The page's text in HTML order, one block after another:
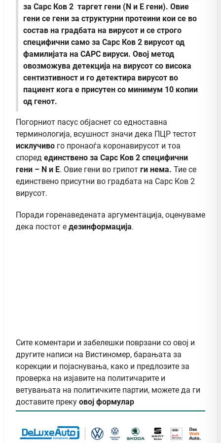
за Сарс Ков 2 таргет гени (N и Е гени). Овие
гени се гени за структурни протеини кои се во
состав на градбата на вирусот и се строго
специфични само за Сарс Ков 2 вирусот од
фамилијата на САРС вируси. Овој метод
овозможува детекција на вирусот со висока
сентизтивност и го детектира вирусот во
пациент кога е присутен со минимум 10 копии
од генот.
Погорниот пасус објаснет со едноставна
терминологија, всушност значи дека ПЦР тестот
исклучиво го пронаоѓа коронавирусот и тоа
според единствено за Сарс Ков 2 специфични
гени – N и E. Овие гени во грипот ги нема. Тие се
единствено присутни во градбата на Сарс Ков 2
вирусот.
Поради горенаведената аргументација, оценуваме
дека постот е дезинформација.
Сите коментари и забелешки поврзани со овој и
другите написи на Вистиномер, барањата за
корекции и појаснувања, како и предлозите за
проверка на изјавите на политичарите и
ветувањата на политичките партии, можете да ги
доставите преку овој формулар